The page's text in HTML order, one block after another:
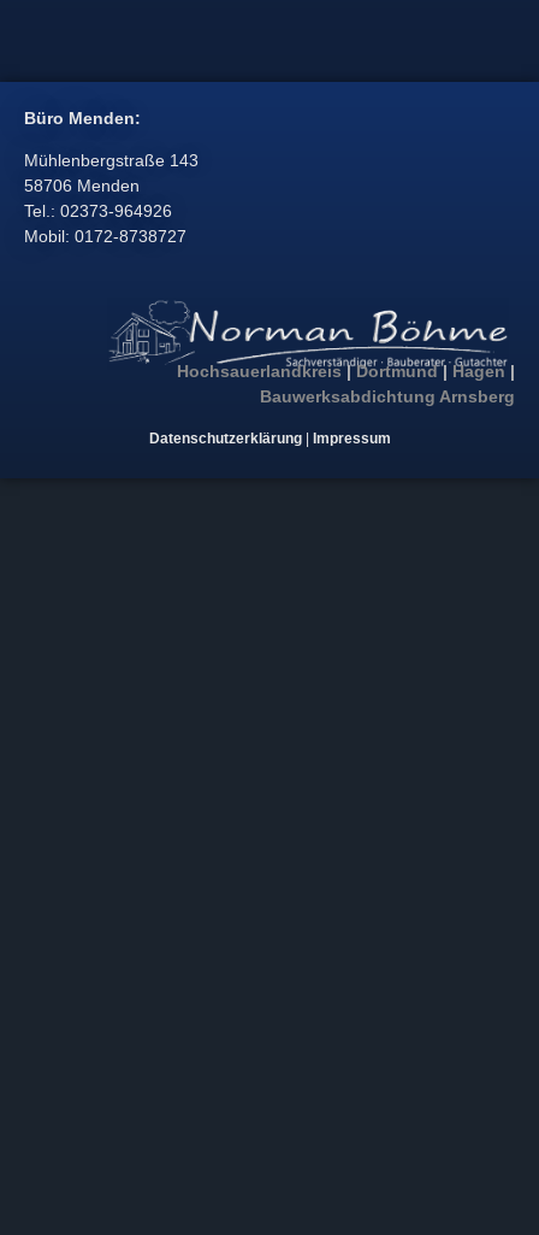
Büro Menden:
Mühlenbergstraße 143
58706 Menden
Tel.: 02373-964926
Mobil: 0172-8738727
Hochsauerlandkreis|Dortmund| Hagen |
Bauwerksabdichtung Arnsberg
Datenschutzerklärung| Impressum